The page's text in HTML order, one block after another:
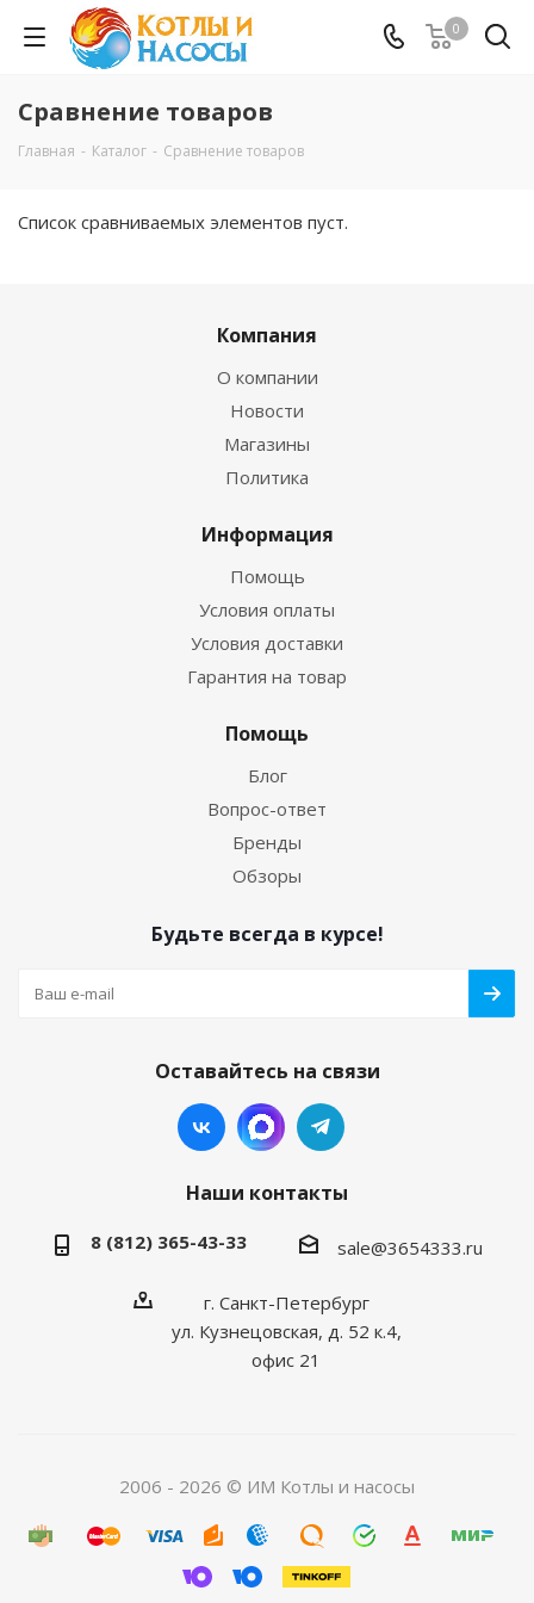
0
Сравнение товаров
Главная - Каталог - Сравнение товаров
Список сравниваемых элементов пуст.
Компания
О компании
Новости
Магазины
Политика
Информация
Помощь
Условия оплаты
Условия доставки
Гарантия на товар
Помощь
Блог
Вопрос-ответ
Бренды
Обзоры
Будьте всегда в курсе!
Оставайтесь на связи
Наши контакты
8 (812) 365-43-33 sale@3654333.ru
г. Санкт-Петербург
ул. Кузнецовская, д. 52 к.4,
офис 21
2006 - 2026 © ИМ Котлы и насосы